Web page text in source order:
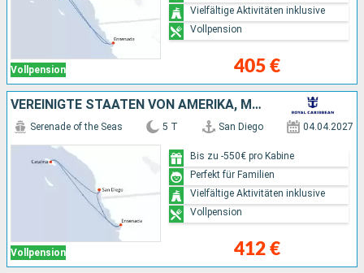
Vollpension 405 €
Vielfältige Aktivitäten inklusive
Vollpension
VEREINIGTE STAATEN VON AMERIKA, MEXIKO
Vollpension
Serenade of the Seas 5 T San Diego 04.04.2027
412 €
Bis zu -550€ pro Kabine
Perfekt für Familien
Vielfältige Aktivitäten inklusive
Vollpension